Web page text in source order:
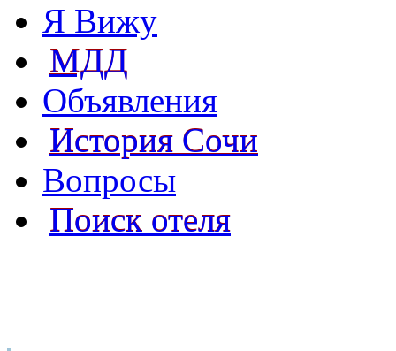
Я Вижу
МДД
Объявления
История Сочи
Вопросы
Поиск отеля